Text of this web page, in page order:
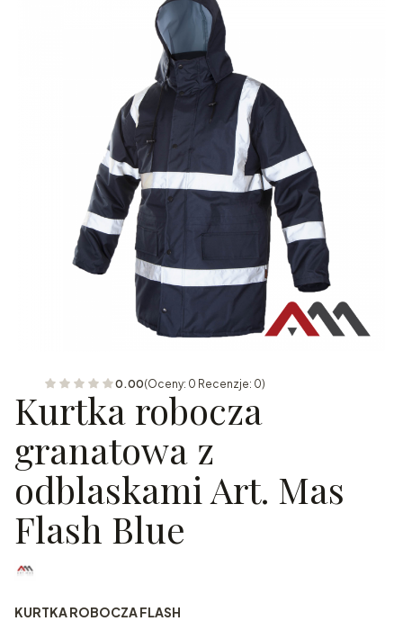
0.00(Oceny: 0 Recenzje: 0)
Kurtka robocza
granatowa z
odblaskami Art. Mas
Flash Blue
KURTKA ROBOCZA FLASH